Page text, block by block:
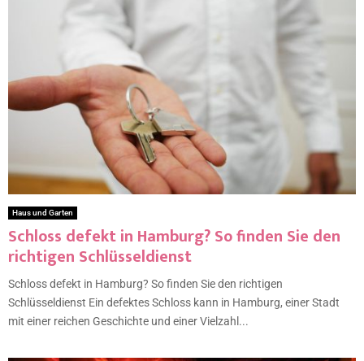
Haus und Garten
Schloss defekt in Hamburg? So finden Sie den
richtigen Schlüsseldienst
Schloss defekt in Hamburg? So finden Sie den richtigen
Schlüsseldienst Ein defektes Schloss kann in Hamburg, einer Stadt
mit einer reichen Geschichte und einer Vielzahl...